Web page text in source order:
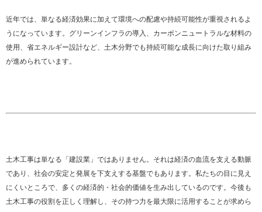
近年では、単なる経済効果に加えて環境への配慮や持続可能性が重視されるよ
うになっています。グリーンインフラの導入、カーボンニュートラルな材料の
使用、省エネルギー設計など、土木分野でも持続可能な成長に向けた取り組み
が進められています。
土木工事は単なる「建設業」ではありません。それは経済の血流を支える動脈
であり、社会の安定と発展を下支えする基盤でもあります。私たちの目に見え
にくいところで、多くの経済的・社会的価値を生み出しているのです。今後も
土木工事の役割を正しく理解し、その持つ力を最大限に活用することが求めら